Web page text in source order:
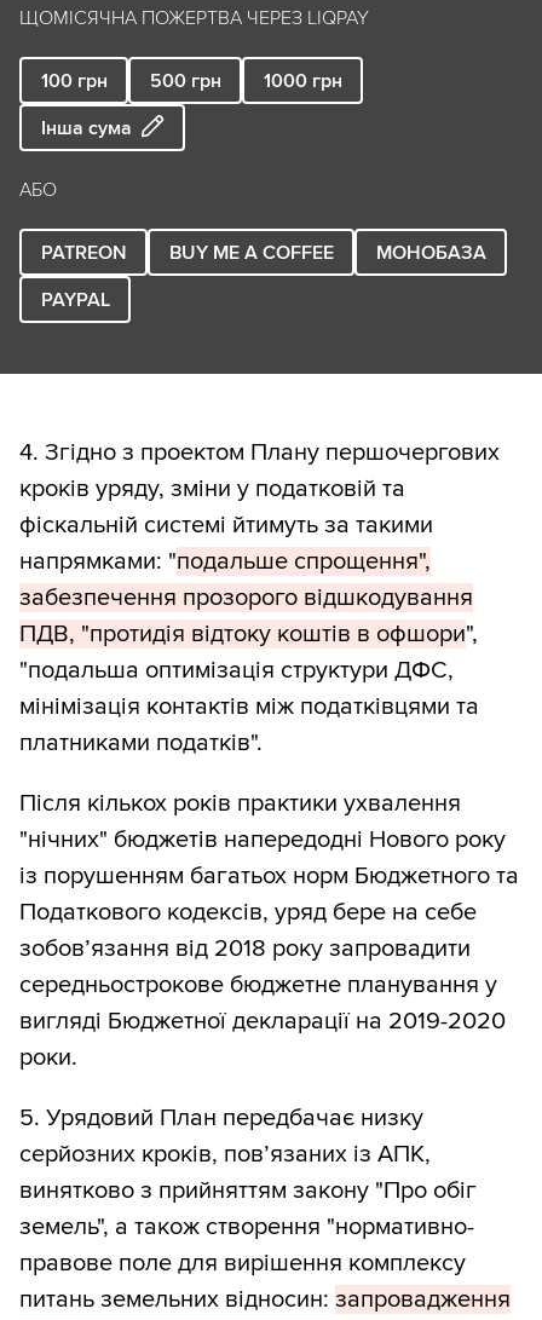
ЩОМІСЯЧНА ПОЖЕРТВА ЧЕРЕЗ LIQPAY
100 грн 500 грн 1000 грн
Інша сума
АБО
PATREON BUY ME A COFFEE
МОНОБАЗА
PAYPAL
4. Згідно з проектом Плану першочергових
кроків уряду, зміни у податковій та
фіскальній системі йтимуть за такими
напрямками: "подальше спрощення",
забезпечення прозорого відшкодування
ПДВ, "протидія відтоку коштів в офшори",
"подальша оптимізація структури ДФС,
мінімізація контактів між податківцями та
платниками податків".
Після кількох років практики ухвалення
"нічних" бюджетів напередодні Нового року
із порушенням багатьох норм Бюджетного та
Податкового кодексів, уряд бере на себе
зобов’язання від 2018 року запровадити
середньострокове бюджетне планування у
вигляді Бюджетної декларації на 2019-2020
роки.
5. Урядовий План передбачає низку
серйозних кроків, пов’язаних із АПК,
винятково з прийняттям закону "Про обіг
земель", а також створення "нормативно-
правове поле для вирішення комплексу
питань земельних відносин: запровадження